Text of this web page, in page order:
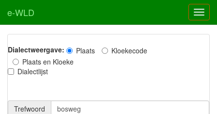
e-WLD
Dialectweergave: Plaats
Kloekecode
Plaats en Kloeke
Dialectlijst
Trefwoord